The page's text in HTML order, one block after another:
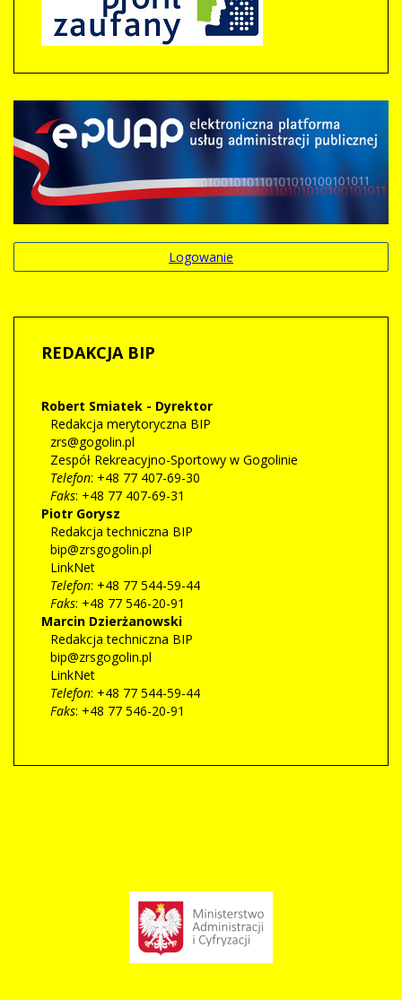
Logowanie
REDAKCJABIP
Robert Smiatek - Dyrektor
Redakcja merytoryczna BIP
zrs@gogolin.pl
Zespół Rekreacyjno-Sportowy w Gogolinie
Telefon: +48 77 407-69-30
Faks: +48 77 407-69-31
Piotr Gorysz
Redakcja techniczna BIP
bip@zrsgogolin.pl
LinkNet
Telefon: +48 77 544-59-44
Faks: +48 77 546-20-91
Marcin Dzierżanowski
Redakcja techniczna BIP
bip@zrsgogolin.pl
LinkNet
Telefon: +48 77 544-59-44
Faks: +48 77 546-20-91